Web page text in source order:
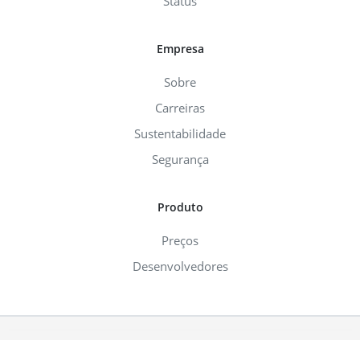
Empresa
Sobre
Carreiras
Sustentabilidade
Segurança
Produto
Preços
Desenvolvedores